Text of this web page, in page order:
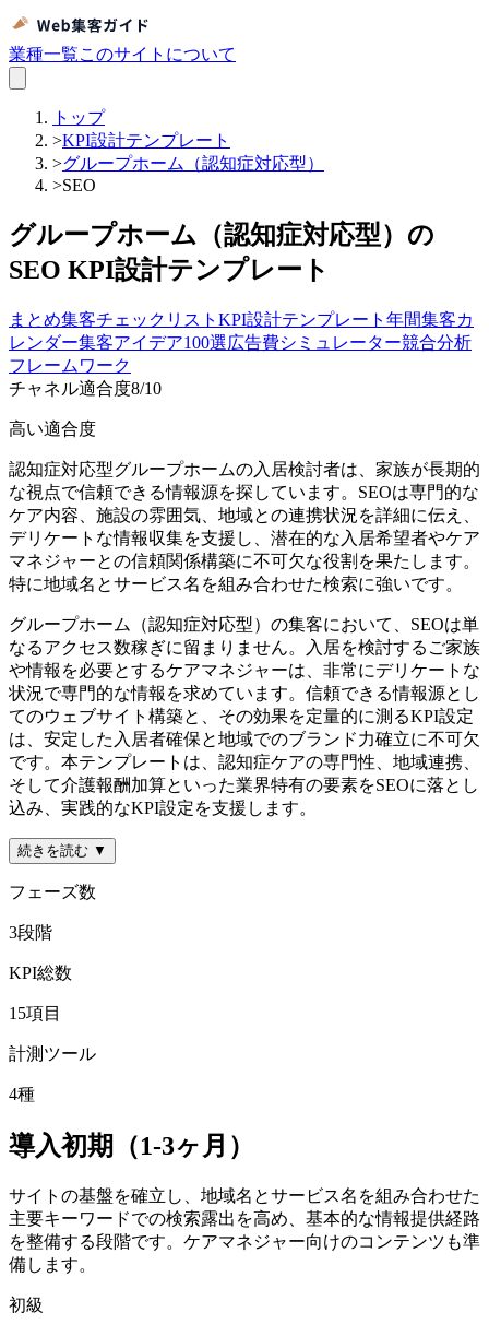
業種一覧このサイトについて
トップ
>KPI設計テンプレート
>グループホーム（認知症対応型）
>SEO
グループホーム（認知症対応型）の
SEO KPI設計テンプレート
まとめ集客チェックリスト KPI設計テンプレート 年間集客カ
レンダー集客アイデア100選広告費シミュレーター競合分析
フレームワーク
チャネル適合度8/10
高い適合度
認知症対応型グループホームの入居検討者は、家族が長期的
な視点で信頼できる情報源を探しています。SEOは専門的な
ケア内容、施設の雰囲気、地域との連携状況を詳細に伝え、
デリケートな情報収集を支援し、潜在的な入居希望者やケア
マネジャーとの信頼関係構築に不可欠な役割を果たします。
特に地域名とサービス名を組み合わせた検索に強いです。
グループホーム（認知症対応型）の集客において、SEOは単
なるアクセス数稼ぎに留まりません。入居を検討するご家族
や情報を必要とするケアマネジャーは、非常にデリケートな
状況で専門的な情報を求めています。信頼できる情報源とし
てのウェブサイト構築と、その効果を定量的に測るKPI設定
は、安定した入居者確保と地域でのブランド力確立に不可欠
です。本テンプレートは、認知症ケアの専門性、地域連携、
そして介護報酬加算といった業界特有の要素をSEOに落とし
込み、実践的なKPI設定を支援します。
続きを読む ▼
フェーズ数
3段階
KPI総数
15項目
計測ツール
4種
導入初期（1-3ヶ月）
サイトの基盤を確立し、地域名とサービス名を組み合わせた
主要キーワードでの検索露出を高め、基本的な情報提供経路
を整備する段階です。ケアマネジャー向けのコンテンツも準
備します。
初級